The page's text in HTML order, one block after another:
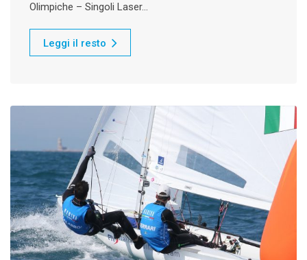
Olimpiche – Singoli Laser…
Leggi il resto